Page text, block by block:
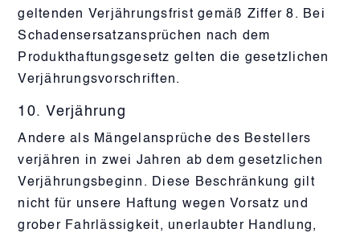
geltenden Verjährungsfrist gemäß Ziffer 8. Bei
Schadensersatzansprüchen nach dem
Produkthaftungsgesetz gelten die gesetzlichen
Verjährungsvorschriften.
10. Verjährung
Andere als Mängelansprüche des Bestellers
verjähren in zwei Jahren ab dem gesetzlichen
Verjährungsbeginn. Diese Beschränkung gilt
nicht für unsere Haftung wegen Vorsatz und
grober Fahrlässigkeit, unerlaubter Handlung,